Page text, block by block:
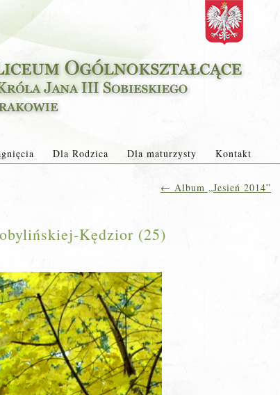
Dla Rodzica Dla maturzysty Kontakt
← Album „Jesień 2014”
Kędzior (25)